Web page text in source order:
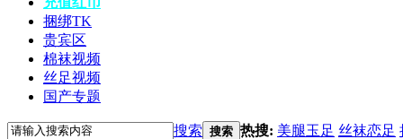
捆绑TK
贵宾区
棉袜视频
丝足视频
国产专题
搜索 搜索 热搜: 美腿玉足 丝袜恋足